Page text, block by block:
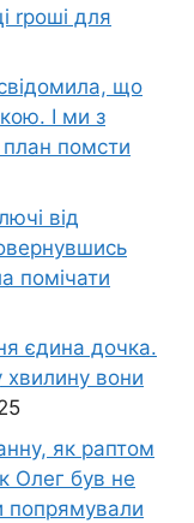
rроші для
що
І ми з
помсти
від
помічати
єдина дочка.
вони
як раптом
Олег був не
попрямували